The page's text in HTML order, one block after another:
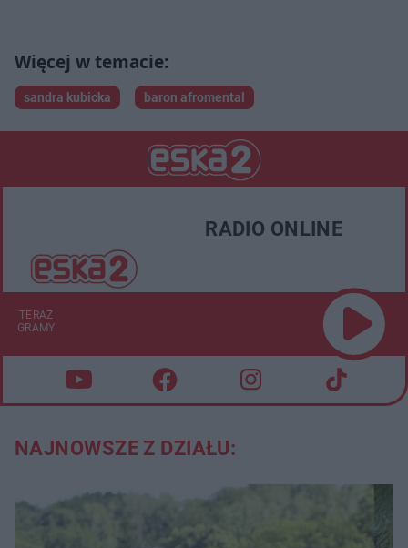
sandra kubicka baron afromental
RADIO ONLINE
TERAZ
GRAMY
NAJNOWSZE Z DZIAŁU: